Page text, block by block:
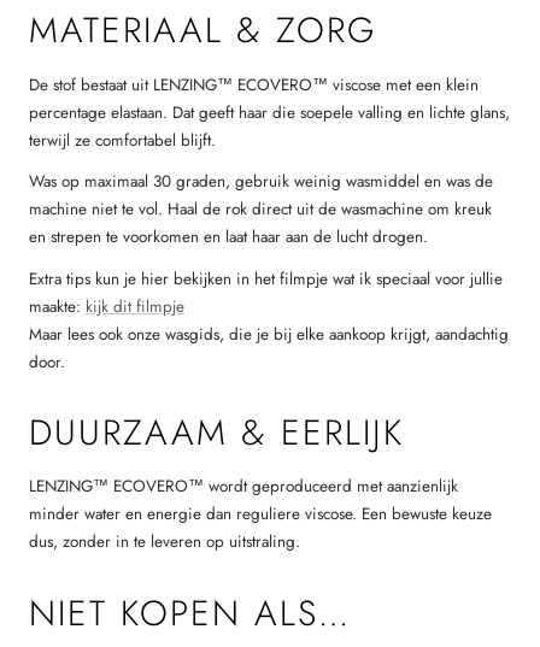
MATERIAAL & ZORG
De stof bestaat uit LENZING™ ECOVERO™ viscose met een klein
percentage elastaan. Dat geeft haar die soepele valling en lichte glans,
terwijl ze comfortabel blijft.
Was op maximaal 30 graden, gebruik weinig wasmiddel en was de
machine niet te vol. Haal de rok direct uit de wasmachine om kreuk
en strepen te voorkomen en laat haar aan de lucht drogen.
Extra tips kun je hier bekijken in het filmpje wat ik speciaal voor jullie
maakte: kijk dit filmpje
Maar lees ook onze wasgids, die je bij elke aankoop krijgt, aandachtig
door.
DUURZAAM & EERLIJK
LENZING™ ECOVERO™ wordt geproduceerd met aanzienlijk
minder water en energie dan reguliere viscose. Een bewuste keuze
dus, zonder in te leveren op uitstraling.
NIET KOPEN ALS…